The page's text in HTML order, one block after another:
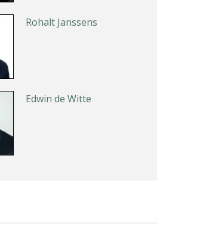
Rohalt Janssens
Edwin de Witte